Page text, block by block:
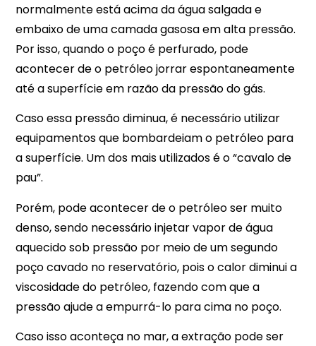
normalmente está acima da água salgada e
embaixo de uma camada gasosa em alta pressão.
Por isso, quando o poço é perfurado, pode
acontecer de o petróleo jorrar espontaneamente
até a superfície em razão da pressão do gás.
Caso essa pressão diminua, é necessário utilizar
equipamentos que bombardeiam o petróleo para
a superfície. Um dos mais utilizados é o “cavalo de
pau”.
Porém, pode acontecer de o petróleo ser muito
denso, sendo necessário injetar vapor de água
aquecido sob pressão por meio de um segundo
poço cavado no reservatório, pois o calor diminui a
viscosidade do petróleo, fazendo com que a
pressão ajude a empurrá-lo para cima no poço.
Caso isso aconteça no mar, a extração pode ser